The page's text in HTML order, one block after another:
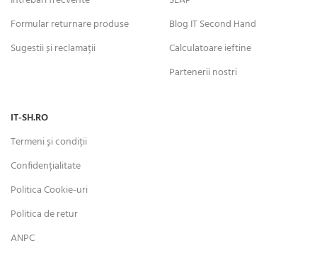
Formular returnare produse
Sugestii și reclamații
Blog IT Second Hand
Calculatoare ieftine
Partenerii nostri
IT-SH.RO
Termeni și condiții
Confidențialitate
Politica Cookie-uri
Politica de retur
ANPC